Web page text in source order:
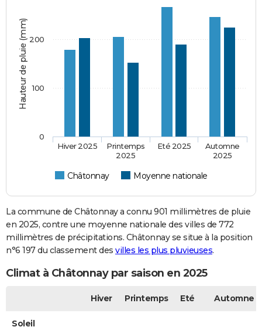
Hauteur de pluie (mm)
Châtonnay Moyenne nationale
Hiver 2025
Printemps
2025
Eté 2025
Automne
2025
0
100
200
La commune de Châtonnay a connu 901 millimètres de pluie
en 2025, contre une moyenne nationale des villes de 772
millimètres de précipitations. Châtonnay se situe à la position
n°6 197 du classement des villes les plus pluvieuses.
Climat à Châtonnay par saison en 2025
Hiver Printemps Eté Automne
Soleil